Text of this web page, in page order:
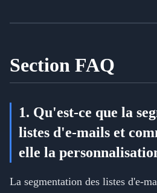
Section FAQ
1. Qu'est-ce que la
listes d'e-mails et
elle la
La segmentation des listes d'e-